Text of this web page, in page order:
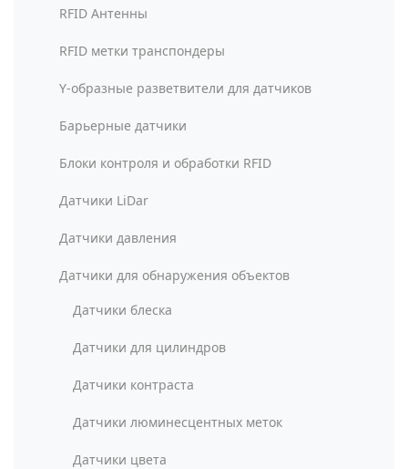
RFID Антенны
RFID метки транспондеры
Y-образные разветвители для датчиков
Барьерные датчики
Блоки контроля и обработки RFID
Датчики LiDar
Датчики давления
Датчики для обнаружения объектов
Датчики блеска
Датчики для цилиндров
Датчики контраста
Датчики люминесцентных меток
Датчики цвета